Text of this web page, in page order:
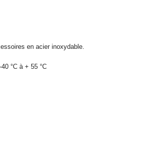
en acier inoxydable.
°C à + 55 °C